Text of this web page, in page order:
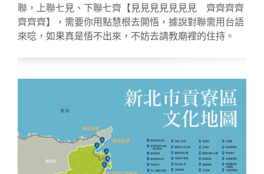
聯，上聯七見、下聯七齊【見見見見見見見 齊齊齊齊
齊齊齊】，需要你用點慧根去開悟，據說對聯需用台語
來唸，如果真是悟不出來，不妨去請教廟裡的住持。